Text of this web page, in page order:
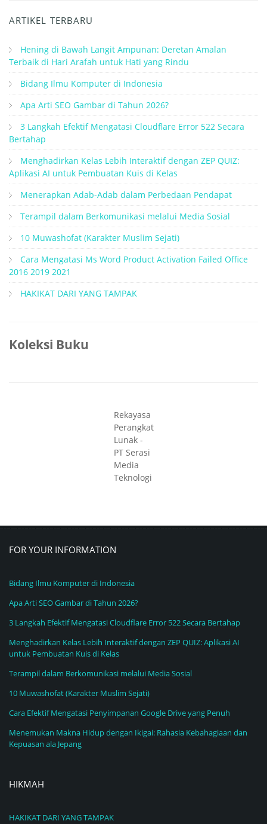
ARTIKEL TERBARU
Hening di Bawah Langit Ampunan: Deretan Amalan
Terbaik di Hari Arafah untuk Hati yang Rindu
Bidang Ilmu Komputer di Indonesia
Apa Arti SEO Gambar di Tahun 2026?
3 Langkah Efektif Mengatasi Cloudflare Error 522 Secara
Bertahap
Menghadirkan Kelas Lebih Interaktif dengan ZEP QUIZ:
Aplikasi AI untuk Pembuatan Kuis di Kelas
Menerapkan Adab-Adab dalam Perbedaan Pendapat
Terampil dalam Berkomunikasi melalui Media Sosial
10 Muwashofat (Karakter Muslim Sejati)
Cara Mengatasi Ms Word Product Activation Failed Office
2016 2019 2021
HAKIKAT DARI YANG TAMPAK
Koleksi Buku
Rekayasa
Perangkat
Lunak -
PT Serasi
Media
Teknologi
FOR YOUR INFORMATION
Bidang Ilmu Komputer di Indonesia
Apa Arti SEO Gambar di Tahun 2026?
3 Langkah Efektif Mengatasi Cloudflare Error 522 Secara Bertahap
Menghadirkan Kelas Lebih Interaktif dengan ZEP QUIZ: Aplikasi AI
untuk Pembuatan Kuis di Kelas
Terampil dalam Berkomunikasi melalui Media Sosial
10 Muwashofat (Karakter Muslim Sejati)
Cara Efektif Mengatasi Penyimpanan Google Drive yang Penuh
Menemukan Makna Hidup dengan Ikigai: Rahasia Kebahagiaan dan
Kepuasan ala Jepang
HIKMAH
HAKIKAT DARI YANG TAMPAK